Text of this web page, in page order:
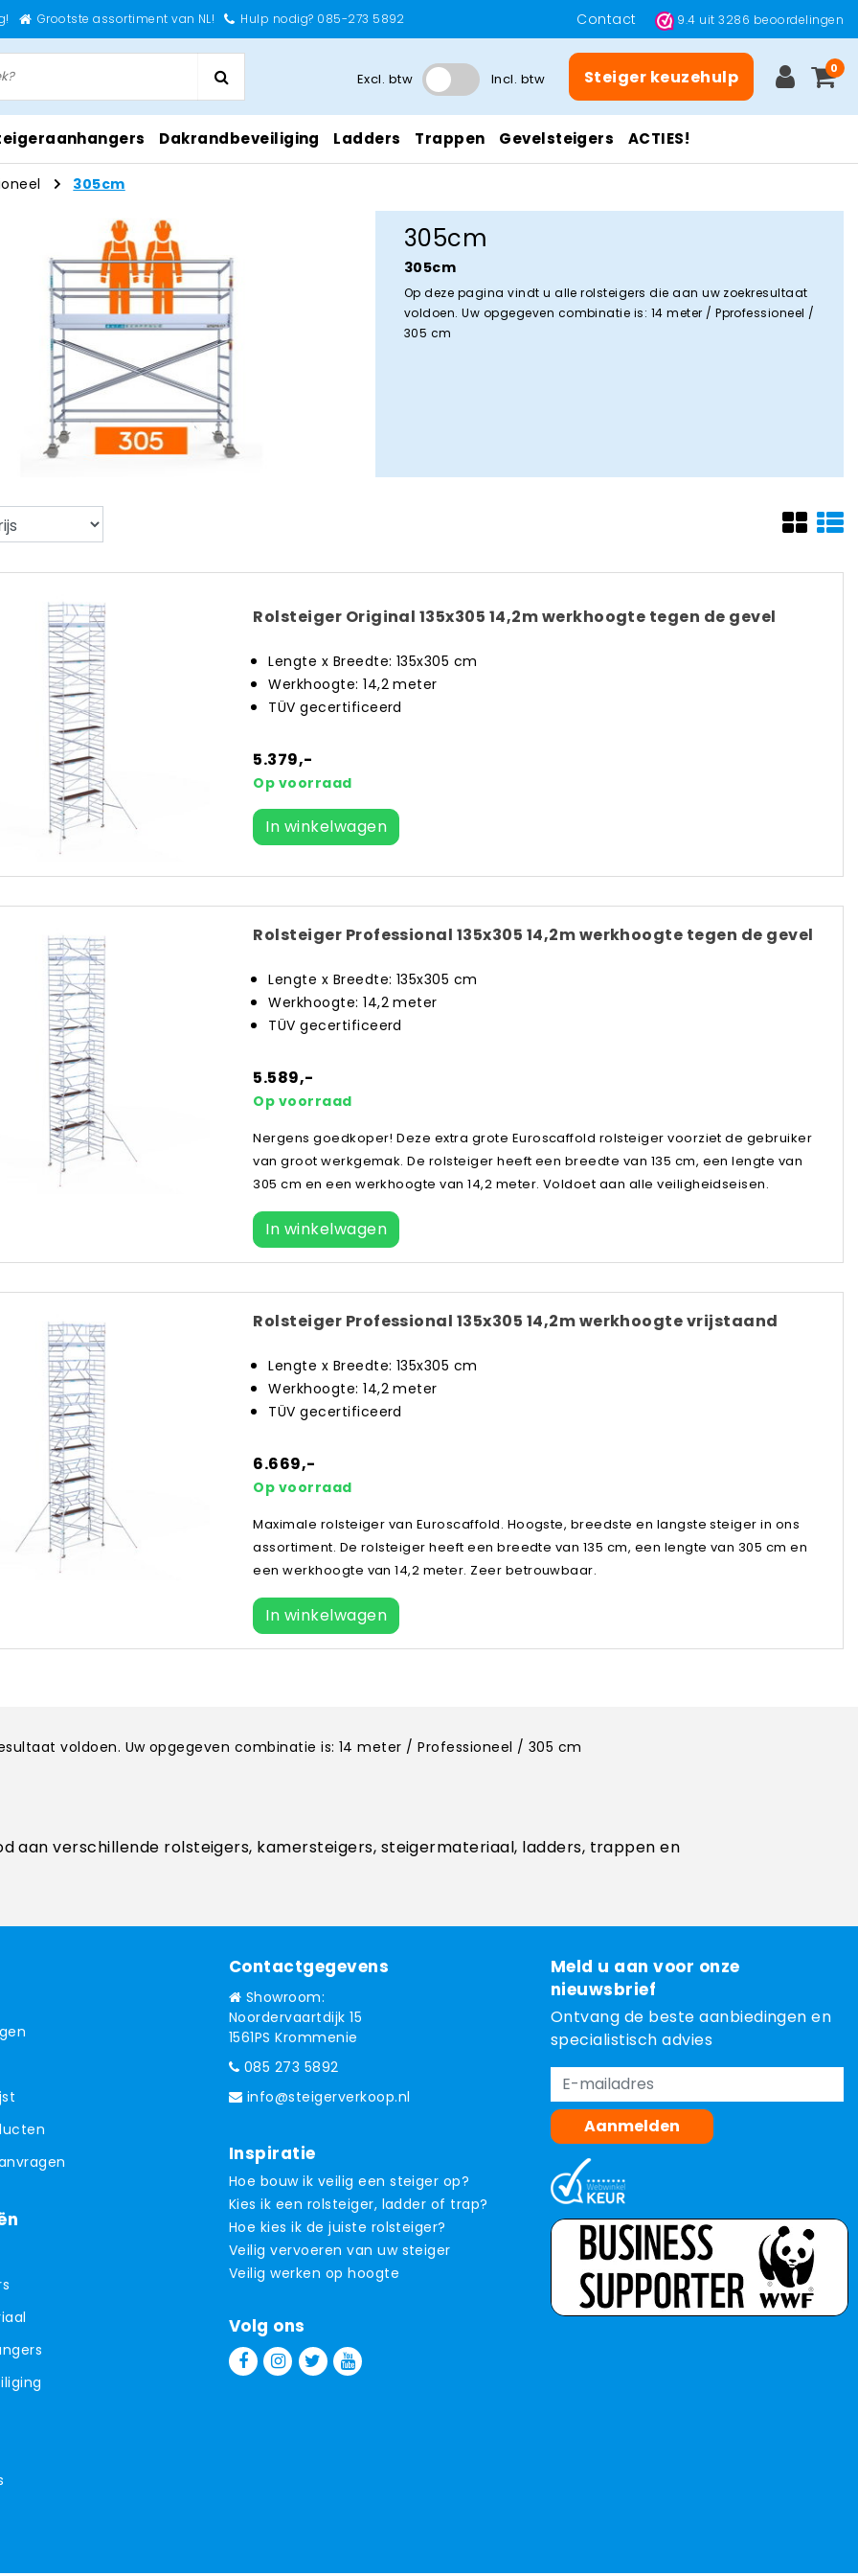
Grootste assortiment van NL! Hulp nodig? 085-273 5892 Contact 9.4 uit3286 beoordelingen
Excl. btw Incl. btw Steiger keuzehulp 0
Dakrandbeveiliging Ladders Trappen Gevelsteigers ACTIES!
305cm
305cm
305cm
Op deze pagina vindt u alle rolsteigers die aan uw zoekresultaat
voldoen. Uw opgegeven combinatie is: 14 meter / Pprofessioneel /
305 cm
Rolsteiger Original 135x305 14,2m werkhoogte tegen de gevel
Lengte x Breedte: 135x305 cm
Werkhoogte: 14,2 meter
TÜV gecertificeerd
5.379,-
Op voorraad
In winkelwagen
Rolsteiger Professional 135x305 14,2m werkhoogte tegen de gevel
Lengte x Breedte: 135x305 cm
Werkhoogte: 14,2 meter
TÜV gecertificeerd
5.589,-
Op voorraad
Nergens goedkoper! Deze extra grote Euroscaffold rolsteiger voorziet de gebruiker
van groot werkgemak. De rolsteiger heeft een breedte van 135 cm, een lengte van
305 cm en een werkhoogte van 14,2 meter. Voldoet aan alle veiligheidseisen.
In winkelwagen
Rolsteiger Professional 135x305 14,2m werkhoogte vrijstaand
Lengte x Breedte: 135x305 cm
Werkhoogte: 14,2 meter
TÜV gecertificeerd
6.669,-
Op voorraad
Maximale rolsteiger van Euroscaffold. Hoogste, breedste en langste steiger in ons
assortiment. De rolsteiger heeft een breedte van 135 cm, een lengte van 305 cm en
een werkhoogte van 14,2 meter. Zeer betrouwbaar.
In winkelwagen
voldoen. Uw opgegeven combinatie is: 14 meter / Professioneel / 305 cm
aan verschillende rolsteigers, kamersteigers, steigermateriaal, ladders, trappen en
Contactgegevens
Showroom:
Noordervaartdijk 15
1561PS Krommenie
085 273 5892
info@steigerverkoop.nl
Inspiratie
Hoe bouw ik veilig een steiger op?
Kies ik een rolsteiger, ladder of trap?
Hoe kies ik de juiste rolsteiger?
Veilig vervoeren van uw steiger
Veilig werken op hoogte
Volg ons
Meld u aan voor onze
nieuwsbrief
Ontvang de beste aanbiedingen en
specialistisch advies
Aanmelden